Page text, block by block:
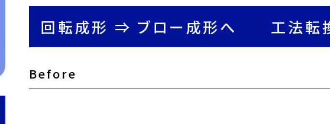
回転成形 ⇒ ブロー成形へ 工法転
Before